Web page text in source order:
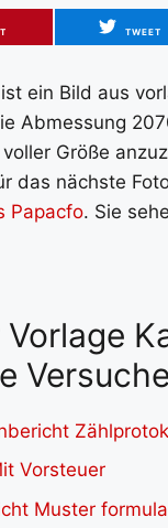
TWEET
ein Bild aus
Abmessung
Größe
das nächste
Papacfo. Sie